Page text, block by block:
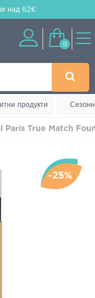
над 62€
0
продукти
Paris True Match
-25%